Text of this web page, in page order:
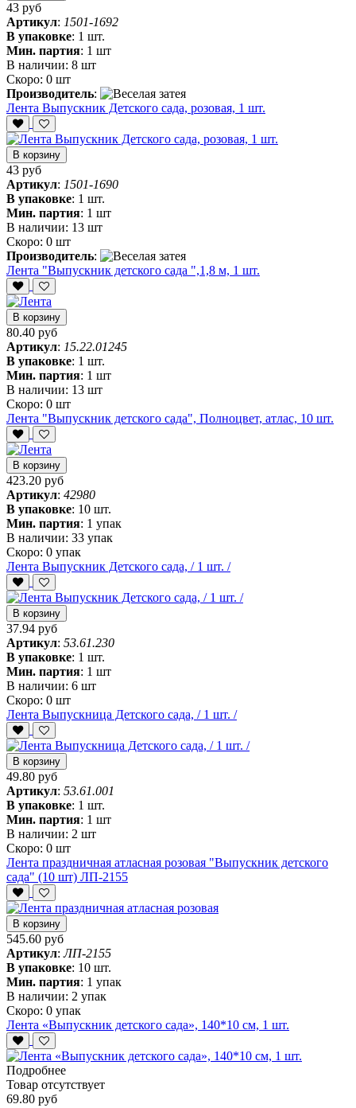
43 руб
Артикул: 1501-1692
В упаковке: 1 шт.
Мин. партия: 1 шт
В наличии: 8 шт
Скоро: 0 шт
Производитель:
Лента Выпускник Детского сада, розовая, 1 шт.
В корзину
43 руб
Артикул: 1501-1690
В упаковке: 1 шт.
Мин. партия: 1 шт
В наличии: 13 шт
Скоро: 0 шт
Производитель:
Лента "Выпускник детского сада ",1,8 м, 1 шт.
В корзину
80.40 руб
Артикул: 15.22.01245
В упаковке: 1 шт.
Мин. партия: 1 шт
В наличии: 13 шт
Скоро: 0 шт
Лента "Выпускник детского сада", Полноцвет, атлас, 10 шт.
В корзину
423.20 руб
Артикул: 42980
В упаковке: 10 шт.
Мин. партия: 1 упак
В наличии: 33 упак
Скоро: 0 упак
Лента Выпускник Детского сада, / 1 шт. /
В корзину
37.94 руб
Артикул: 53.61.230
В упаковке: 1 шт.
Мин. партия: 1 шт
В наличии: 6 шт
Скоро: 0 шт
Лента Выпускница Детского сада, / 1 шт. /
В корзину
49.80 руб
Артикул: 53.61.001
В упаковке: 1 шт.
Мин. партия: 1 шт
В наличии: 2 шт
Скоро: 0 шт
Лента праздничная атласная розовая "Выпускник детского
сада" (10 шт) ЛП-2155
В корзину
545.60 руб
Артикул: ЛП-2155
В упаковке: 10 шт.
Мин. партия: 1 упак
В наличии: 2 упак
Скоро: 0 упак
Лента «Выпускник детского сада», 140*10 см, 1 шт.
Подробнее
Товар отсутствует
69.80 руб